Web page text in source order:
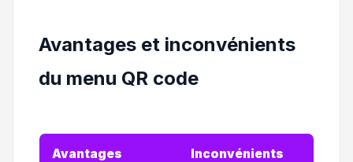
Avantages et inconvénients
du menu QR code
Avantages Inconvénients